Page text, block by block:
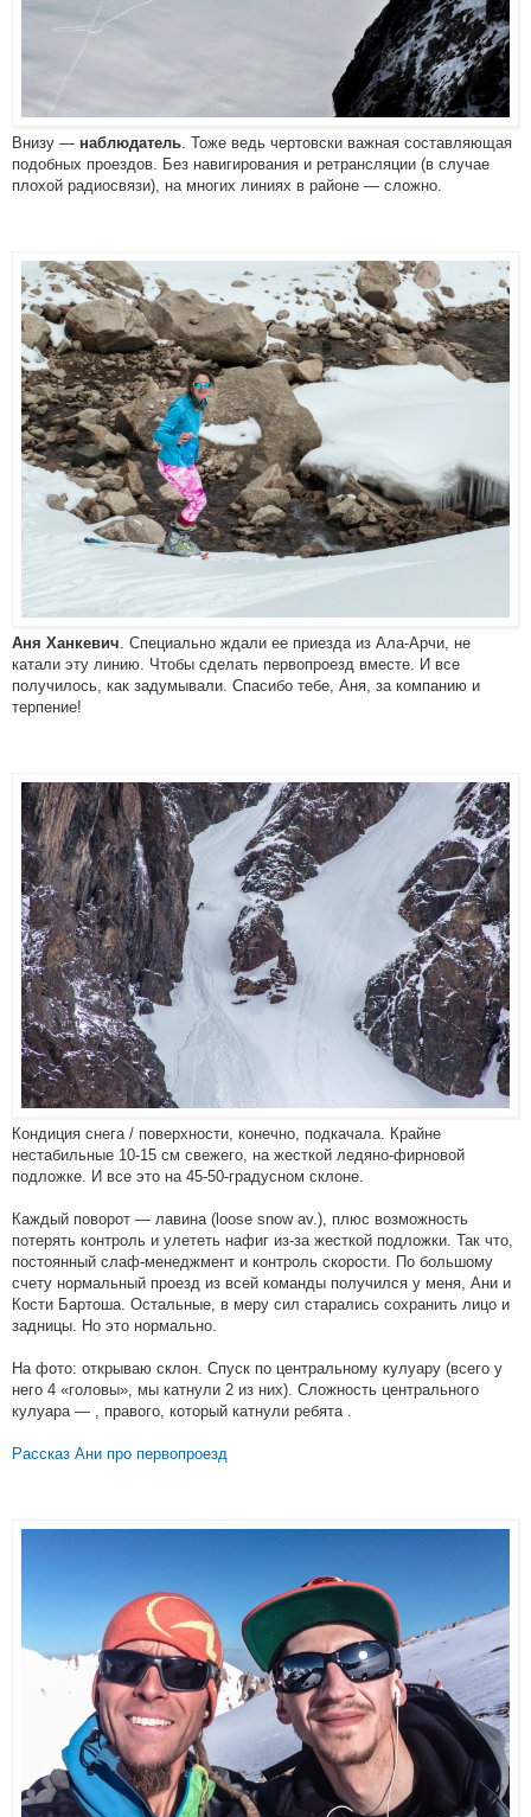
Внизу — наблюдатель . Тоже ведь чертовски важная составляющая
подобных проездов. Без навигирования и ретрансляции (в случае
плохой радиосвязи), на многих линиях в районе — сложно.
Аня Ханкевич. Специально ждали ее приезда из Ала-Арчи, не
катали эту линию. Чтобы сделать первопроезд вместе. И все
получилось, как задумывали. Спасибо тебе, Аня, за компанию и
терпение!
Кондиция снега / поверхности, конечно, подкачала. Крайне
нестабильные 10-15 см свежего, на жесткой ледяно-фирновой
подложке. И все это на 45-50-градусном склоне.
Каждый поворот — лавина (loose snow av.), плюс возможность
потерять контроль и улететь нафиг из-за жесткой подложки. Так что,
постоянный слаф-менеджмент и контроль скорости. По большому
счету нормальный проезд из всей команды получился у меня, Ани и
Кости Бартоша. Остальные, в меру сил старались сохранить лицо и
задницы. Но это нормально.
На фото: открываю склон. Спуск по центральному кулуару (всего у
него 4 «головы», мы катнули 2 из них). Сложность центрального
кулуара — , правого, который катнули ребята .
Рассказ Ани про первопроезд